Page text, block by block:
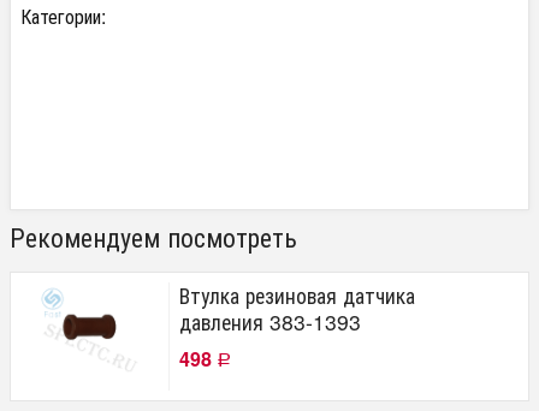
Категории:
Рекомендуем посмотреть
Втулка резиновая датчика
давления 383-1393
498 Р